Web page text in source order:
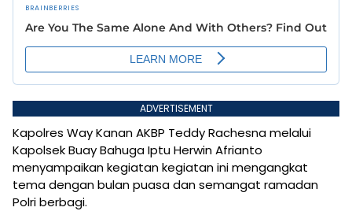
ADVERTISEMENT
Kapolres Way Kanan AKBP Teddy Rachesna melalui
Kapolsek Buay Bahuga Iptu Herwin Afrianto
menyampaikan kegiatan kegiatan ini mengangkat
tema dengan bulan puasa dan semangat ramadan
Polri berbagi.